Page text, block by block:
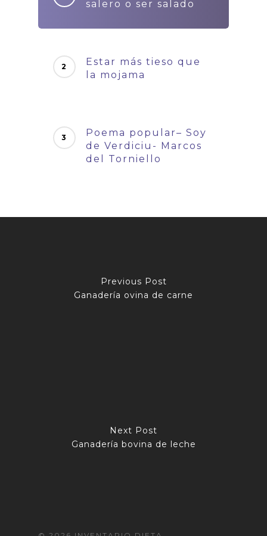
salero o ser salado
Estar más tieso que
la mojama
Poema popular– Soy
de Verdiciu- Marcos
del Torniello
Previous Post
Ganadería ovina de carne
Next Post
Ganadería bovina de leche